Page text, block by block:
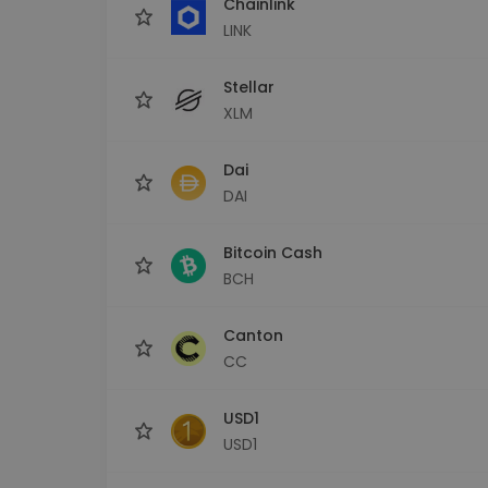
LINK
Stellar
XLM
Dai
DAI
Bitcoin Cash
BCH
Canton
CC
USD1
USD1